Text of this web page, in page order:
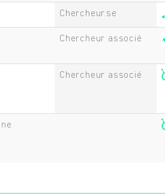
Chercheur.se
Chercheur associé
Chercheur associé